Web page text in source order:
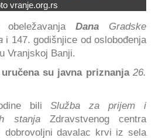
vranje.org.rs
obeležavanja DanaGradske
i 147. godišnjice od oslobođenja
Vranjskoj Banji.
uručena su javna priznanja 26.
biliSlužba za prijem i
stanjaZdravstvenog centra
dobrovoljni davalac krvi iz sela